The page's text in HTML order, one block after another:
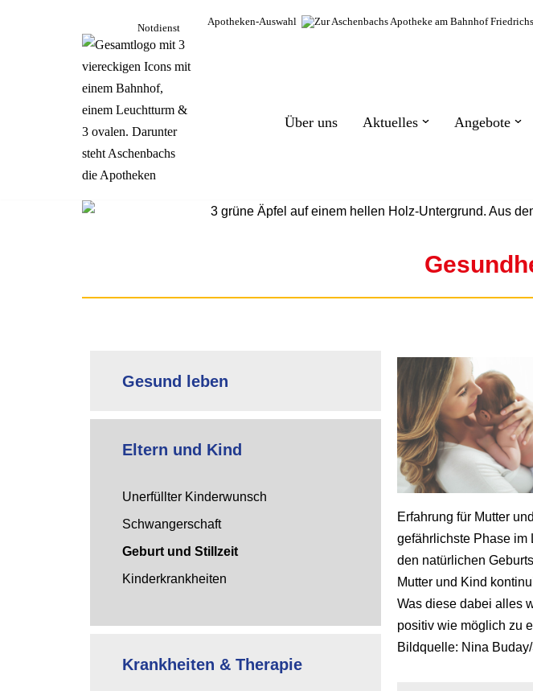
Notdienst
Apotheken-Auswahl
Über uns Aktuelles Angebote
Gesund leben
Eltern und Kind
Unerfüllter Kinderwunsch
Schwangerschaft
Geburt und Stillzeit
Kinderkrankheiten
Krankheiten & Therapie
Erfahrung für Mutter
gefährlichste Phase im
den natürlichen
Mutter und Kind
Was diese dabei alles
positiv wie möglich zu
Bildquelle: Nina